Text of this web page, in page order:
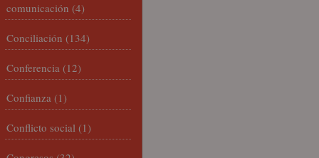
comunicación (4)
Conciliación (134)
Conferencia (12)
Confianza (1)
Conflicto social (1)